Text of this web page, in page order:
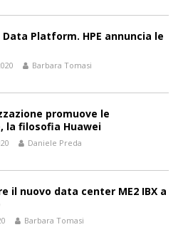
Platform. HPE annuncia le
Barbara Tomasi
promuove le
la filosofia Huawei
Daniele Preda
il nuovo data center ME2 IBX a
Barbara Tomasi